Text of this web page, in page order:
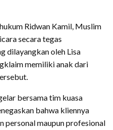
Ridwan Kamil, Muslim
secara tegas
dilayangkan oleh Lisa
memiliki anak dari
bersama tim kuasa
bahwa kliennya
personal maupun profesional